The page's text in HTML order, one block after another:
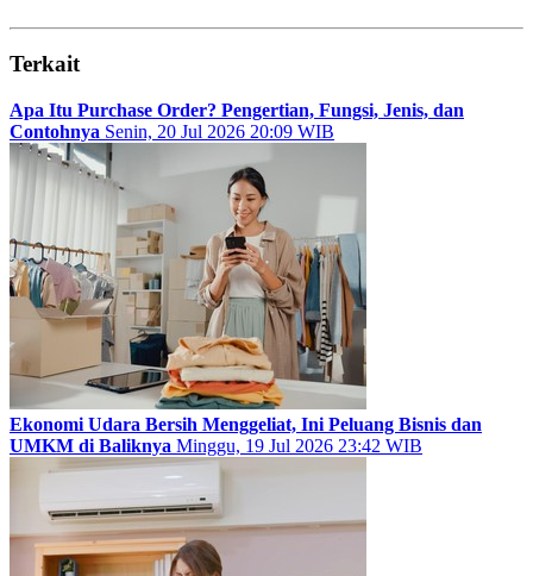
Terkait
Apa Itu Purchase Order? Pengertian, Fungsi, Jenis, dan
Contohnya Senin, 20 Jul 2026 20:09 WIB
Ekonomi Udara Bersih Menggeliat, Ini Peluang Bisnis dan
UMKM di Baliknya Minggu, 19 Jul 2026 23:42 WIB